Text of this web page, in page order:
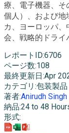
療、電子機器、そ
個人）、および地
カ、ヨーロッパ
会、戦略的ドライ
レポートID:6706
ページ数:108
最終更新日 :Apr
カテゴリ :包装製品
著者:Anirudh Singh
納品:24 to 48
形式: